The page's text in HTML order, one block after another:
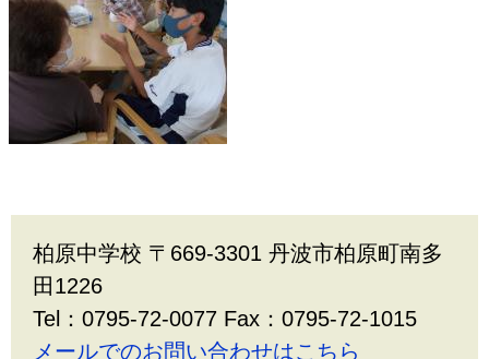
柏原中学校 〒669-3301 丹波市柏原町南多
田1226
Tel：0795-72-0077 Fax：0795-72-1015
メールでのお問い合わせはこちら